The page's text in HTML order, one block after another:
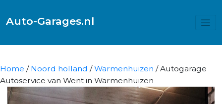
Auto-Garages.nl
Home / Noord holland /Warmenhuizen / Autogarage
Autoservice van Went in Warmenhuizen